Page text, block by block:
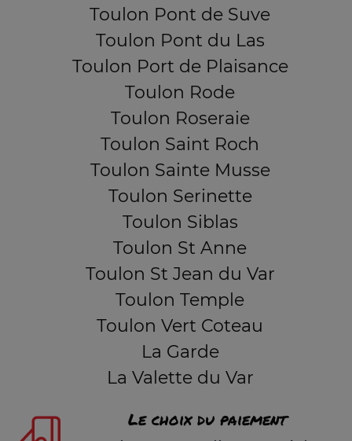
Toulon Pont de Suve
Toulon Pont du Las
Toulon Port de Plaisance
Toulon Rode
Toulon Roseraie
Toulon Saint Roch
Toulon Sainte Musse
Toulon Serinette
Toulon Siblas
Toulon St Anne
Toulon St Jean du Var
Toulon Temple
Toulon Vert Coteau
La Garde
La Valette du Var
Le choix du paiement